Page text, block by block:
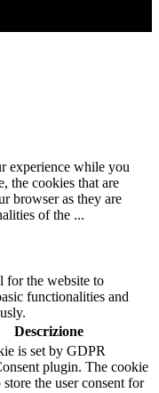
experience while you
the cookies that are
browser as they are
of the ...
for the website to
functionalities and
Descrizione
is set by GDPR
plugin. The cookie
store the user consent for